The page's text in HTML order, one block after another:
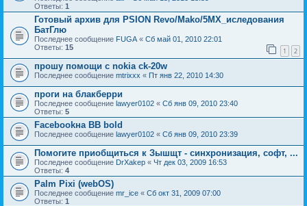
Ответы: 1
Готовый архив для PSION Revo/Mako/5MX_иследования
БатГлю
Последнее сообщение FUGA « Сб май 01, 2010 22:01
Ответы: 15 1 2
прошу помощи с nokia ck-20w
Последнее сообщение mtrixxx « Пт янв 22, 2010 14:30
проги на блакберри
Последнее сообщение lawyer0102 « Сб янв 09, 2010 23:40
Ответы: 5
Facebookна BB bold
Последнее сообщение lawyer0102 « Сб янв 09, 2010 23:39
Помогите приобщиться к Зышщт - синхронизация, софт, ...
Последнее сообщение DrXakep « Чт дек 03, 2009 16:53
Ответы: 4
Palm Pixi (webOS)
Последнее сообщение mr_ice « Сб окт 31, 2009 07:00
Ответы: 1